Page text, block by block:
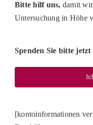
Bitte hilf uns, damit
Untersuchung in Höhe
Spenden Sie bitte
[kontoinformationen